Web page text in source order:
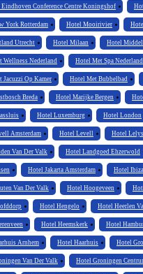
Conference Centre Koningshof
York Rotterdam Hotel Mooirivier
Utrecht Hotel Milaan Hotel
Wellness Nederland Hotel Met Spa Nederland
Jacuzzi Op Kamer Hotel Met Bubbelbad
Breda Hotel Marijke Bergen
Hotel Luxemburg Hotel London
Amsterdam Hotel Levell Hotel
Van Der Valk Hotel Landgoed Ehzerwold
Hotel Jakarta Amsterdam Hotel Ibiza
Van Der Valk Hotel Hoogeveen
Hotel Hengelo Hotel Heerlen
Hotel Heemskerk Hotel
Arnhem Hotel Haarhuis Hotel
Van Der Valk Hotel Groningen